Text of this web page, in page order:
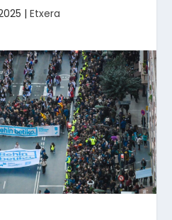
| Etxera